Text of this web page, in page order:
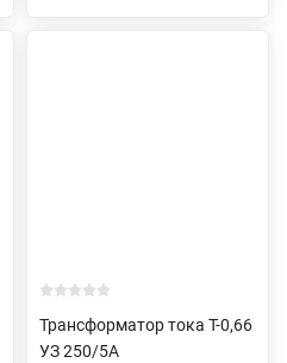
Трансформатор тока Т-0,66
УЗ 250/5А